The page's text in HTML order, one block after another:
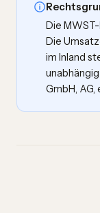
Die
Die
im Inland
GmbH, AG,